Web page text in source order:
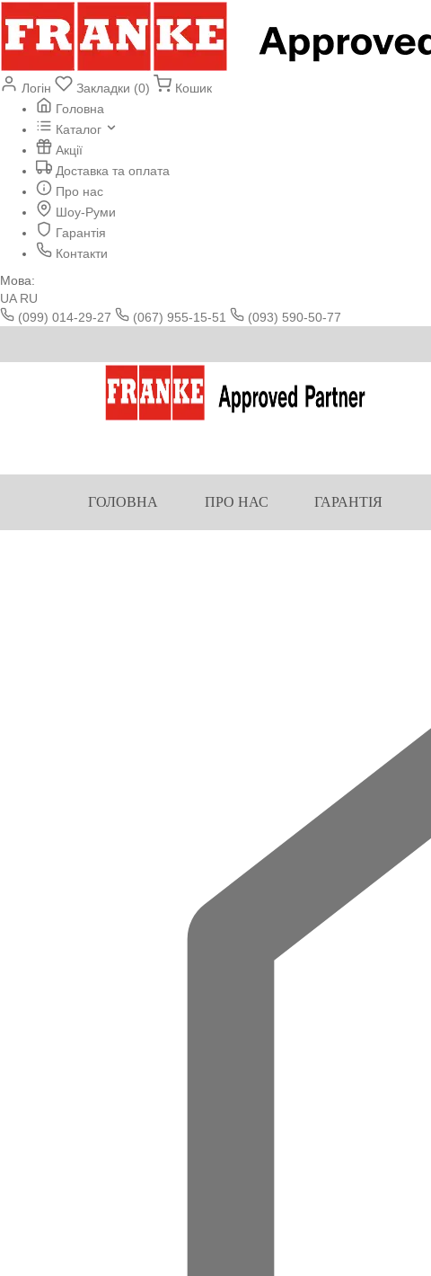
Логін Закладки (0)
Кошик
Головна
Каталог
Акції
Доставка та оплата
Про нас
Шоу-Руми
Гарантія
Контакти
Мова:
UA RU
(099) 014-29-27
(067) 955-15-51
(093) 590-50-77
ГОЛОВНА ПРО НАС ГАРАНТІЯ